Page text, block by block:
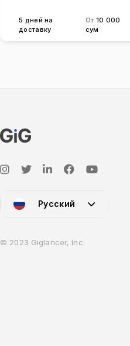
5 дней на
доставку
От 10 000
сум
Русский
© 2023 Giglancer, Inc.